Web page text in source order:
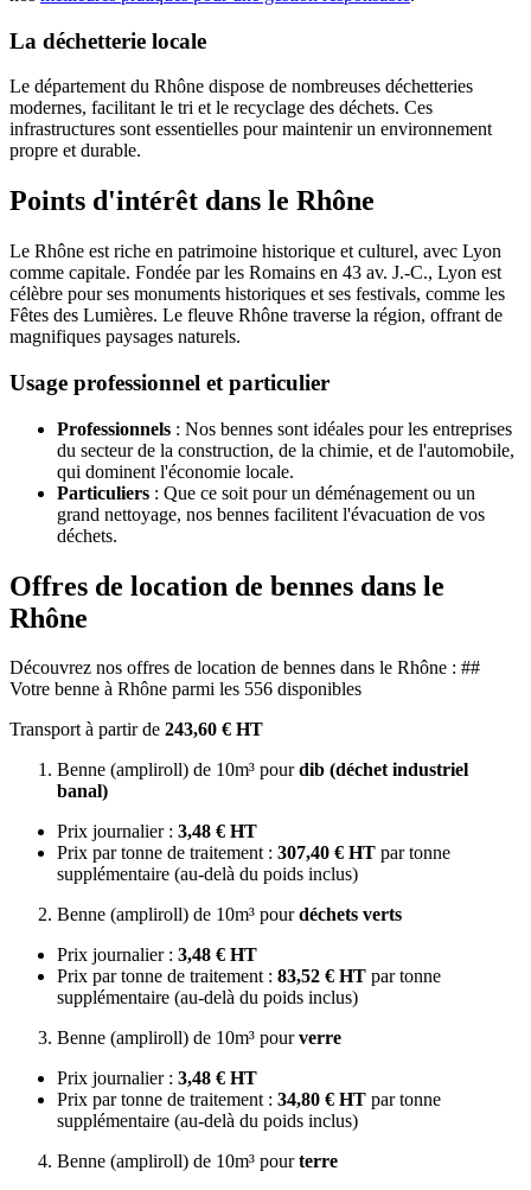
La déchetterie locale
Le département du Rhône dispose de nombreuses déchetteries
modernes, facilitant le tri et le recyclage des déchets. Ces
infrastructures sont essentielles pour maintenir un environnement
propre et durable.
Points d'intérêt dans le Rhône
Le Rhône est riche en patrimoine historique et culturel, avec Lyon
comme capitale. Fondée par les Romains en 43 av. J.-C., Lyon est
célèbre pour ses monuments historiques et ses festivals, comme les
Fêtes des Lumières. Le fleuve Rhône traverse la région, offrant de
magnifiques paysages naturels.
Usage professionnel et particulier
Professionnels : Nos bennes sont idéales pour les entreprises
du secteur de la construction, de la chimie, et de l'automobile,
qui dominent l'économie locale.
Particuliers : Que ce soit pour un déménagement ou un
grand nettoyage, nos bennes facilitent l'évacuation de vos
déchets.
Offres de location de bennes dans le
Rhône
Découvrez nos offres de location de bennes dans le Rhône : ##
Votre benne à Rhône parmi les 556 disponibles
Transport à partir de 243,60 € HT
Benne (ampliroll) de 10m³ pourdib (déchet industriel
banal)
Prix journalier : 3,48 € HT
Prix par tonne de traitement : 307,40 € HT par tonne
supplémentaire (au-delà du poids inclus)
Benne (ampliroll) de 10m³ pourdéchets verts
Prix journalier : 3,48 € HT
Prix par tonne de traitement : 83,52 € HT par tonne
supplémentaire (au-delà du poids inclus)
Benne (ampliroll) de 10m³ pourverre
Prix journalier : 3,48 € HT
Prix par tonne de traitement : 34,80 € HT par tonne
supplémentaire (au-delà du poids inclus)
Benne (ampliroll) de 10m³ pourterre